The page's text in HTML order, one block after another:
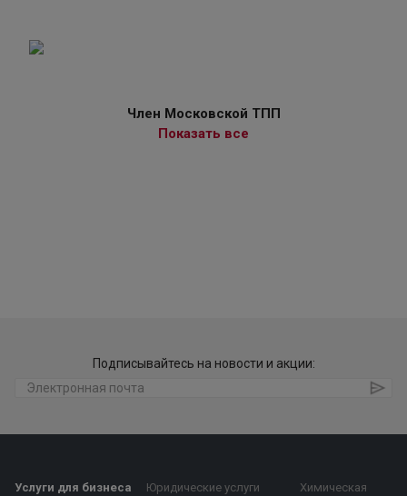
Член Московской ТПП
Показать все
Подписывайтесь на новости и акции:
Услуги для бизнеса
Юридические услуги
Химическая